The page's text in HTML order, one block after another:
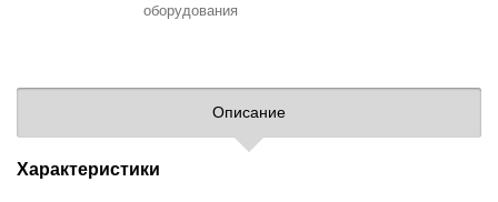
оборудования
Описание
Характеристики